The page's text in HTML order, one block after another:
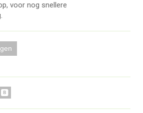
voor nog snellere